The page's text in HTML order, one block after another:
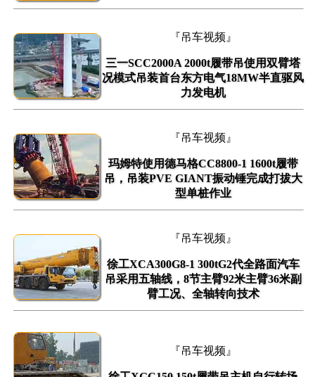
『吊车视频』
三一SCC2000A 2000t履带吊使用双臂塔
况模式吊装首台东方电气18MW半直驱风
力发电机
『吊车视频』
玛姆特使用德马格CC8800-1 1600t履带
吊，吊装PVE GIANT振动锤完成打拔大
型单桩作业
『吊车视频』
徐工XCA300G8-1 300tG2代全路面汽车
吊采用五轴线，8节主臂92米主臂36米副
臂工况、全轴转向技术
『吊车视频』